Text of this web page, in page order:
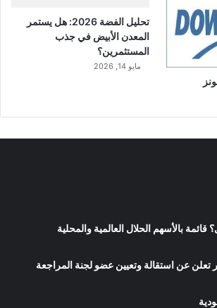
تحليل الفضة 2026: هل يستمر
المعدن الأبيض في جذب
المستثمرين؟
مايو 14, 2026
قائمة بالأسهم الحلال العالمية والمحلية
تعلن عن استقالة وتعيين عضو لجنة المراجعة